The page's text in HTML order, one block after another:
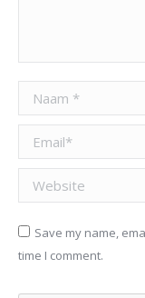
Naam *
Email *
Website
Save my name,
time I comment.